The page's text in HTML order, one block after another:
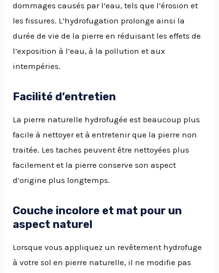
dommages causés par l’eau, tels que l’érosion et
les fissures. L’hydrofugation prolonge ainsi la
durée de vie de la pierre en réduisant les effets de
l’exposition à l’eau, à la pollution et aux
intempéries.
Facilité d’entretien
La pierre naturelle hydrofugée est beaucoup plus
facile à nettoyer et à entretenir que la pierre non
traitée. Les taches peuvent être nettoyées plus
facilement et la pierre conserve son aspect
d’origine plus longtemps.
Couche incolore et mat pour un
aspect naturel
Lorsque vous appliquez un revêtement hydrofuge
à votre sol en pierre naturelle, il ne modifie pas